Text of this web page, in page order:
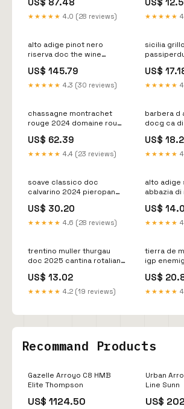
★★★★★ 4.0 (28 reviews)
prosecco
★★★★★
alto adige pinot nero
riserva doc the wine
michele appiano
BF_promoproseguono20-
US$ 145.79
★★★★★ 4.3 (30 reviews)
sicilia
sconto15
US$
★★★★★
chassagne montrachet
rouge 2024 domaine roux
US$ 62.39
★★★★★ 4.4 (23 reviews)
barbera d
docg ca
europa
US$
★★★★★
soave classico doc
calvarino 2024 pieropan
US$ 30.20
★★★★★ 4.6 (28 reviews)
alto adige
abbazia
US$
★★★★★
trentino muller thurgau
doc 2025 cantina rotaliana
sconto20
US$ 13.02
★★★★★ 4.2 (19 reviews)
tierra de
igp
sconto25
US$
★★★★★
Recommand Products
Gazelle Arroyo C8 HMB
Elite Thompson
US$ 1124.50
Urban
Line Sunn
US$